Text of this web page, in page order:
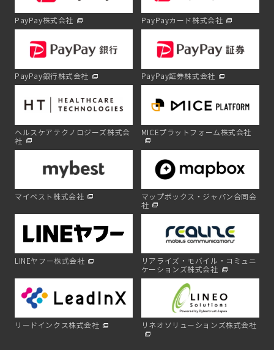
PayPay株式会社 PayPayカード株式会社
PayPay銀行株式会社 PayPay証券株式会社
ヘルスケアテクノロジーズ株式会
社
MICEプラットフォーム株式会社
マイベスト株式会社
マップボックス・ジャパン合同会
社
LINEヤフー株式会社
リアライズ・モバイル・コミュニ
ケーションズ株式会社
リードインクス株式会社 リネオソリューションズ株式会社